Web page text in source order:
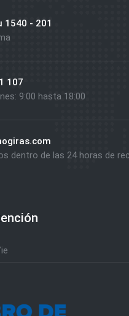
1540 - 201
107
9:00 hasta 18:00
dentro de las 24 horas de